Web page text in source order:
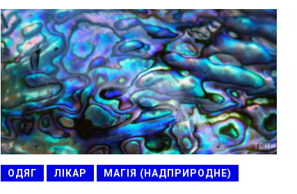
ОДЯГ ЛІКАР МАГІЯ (НАДПРИРОДНЕ)